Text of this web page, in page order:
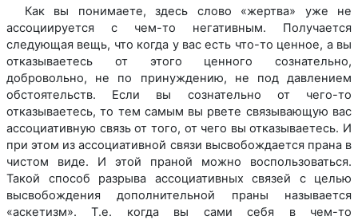
Как вы понимаете, здесь слово «жертва» уже не
ассоциируется с чем-то негативным. Получается
следующая вещь, что когда у вас есть что-то ценное, а вы
отказываетесь от этого ценного сознательно,
добровольно, не по принуждению, не под давлением
обстоятельств. Если вы сознательно от чего-то
отказываетесь, то тем самым вы рвете связывающую вас
ассоциативную связь от того, от чего вы отказываетесь. И
при этом из ассоциативной связи высвобождается прана в
чистом виде. И этой праной можно воспользоваться.
Такой способ разрыва ассоциативных связей с целью
высвобождения дополнительной праны называется
«аскетизм». Т.е. когда вы сами себя в чем-то